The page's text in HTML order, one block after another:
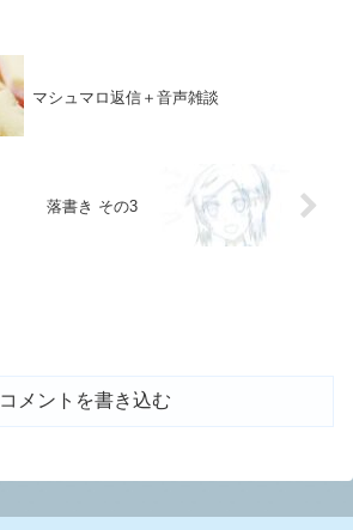
マシュマロ返信＋音声雑談
落書き その3
コメントを書き込む